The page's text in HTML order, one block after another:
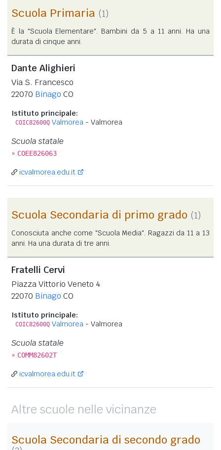
Scuola Primaria (1)
È la "Scuola Elementare". Bambini da 5 a 11 anni. Ha una
durata di cinque anni.
Dante Alighieri
Via S. Francesco
22070 Binago CO
Istituto principale:
COIC82600Q Valmorea - Valmorea
Scuola statale
» COEE826063
icvalmorea.edu.it
Scuola Secondaria di primo grado (1)
Conosciuta anche come "Scuola Media". Ragazzi da 11 a 13
anni. Ha una durata di tre anni.
Fratelli Cervi
Piazza Vittorio Veneto 4
22070 Binago CO
Istituto principale:
COIC82600Q Valmorea - Valmorea
Scuola statale
» COMM82602T
icvalmorea.edu.it
Altre scuole nelle vicinanze
Scuola Secondaria di secondo grado